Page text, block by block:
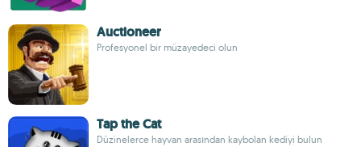
Auctioneer
Profesyonel bir müzayedeci olun
Tap the Cat
Düzinelerce hayvan arasından kaybolan kediyi bulun